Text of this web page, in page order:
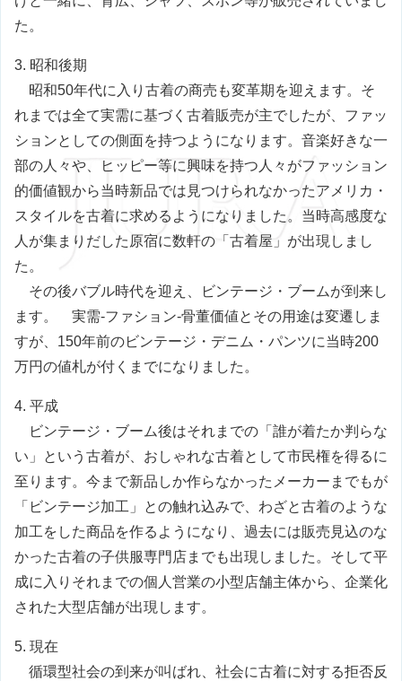
た。
3. 昭和後期
昭和50年代に入り古着の商売も変革期を迎えます。そ
れまでは全て実需に基づく古着販売が主でしたが、ファッ
ションとしての側面を持つようになります。音楽好きな一
部の人々や、ヒッピー等に興味を持つ人々がファッション
的価値観から当時新品では見つけられなかったアメリカ・
スタイルを古着に求めるようになりました。当時高感度な
人が集まりだした原宿に数軒の「古着屋」が出現しまし
た。
その後バブル時代を迎え、ビンテージ・ブームが到来し
ます。 実需-ファション-骨董価値とその用途は変遷しま
すが、150年前のビンテージ・デニム・パンツに当時200
万円の値札が付くまでになりました。
4. 平成
ビンテージ・ブーム後はそれまでの「誰が着たか判らな
い」という古着が、おしゃれな古着として市民権を得るに
至ります。今まで新品しか作らなかったメーカーまでもが
「ビンテージ加工」との触れ込みで、わざと古着のような
加工をした商品を作るようになり、過去には販売見込のな
かった古着の子供服専門店までも出現しました。そして平
成に入りそれまでの個人営業の小型店舗主体から、企業化
された大型店舗が出現します。
5. 現在
循環型社会の到来が叫ばれ、社会に古着に対する拒否反